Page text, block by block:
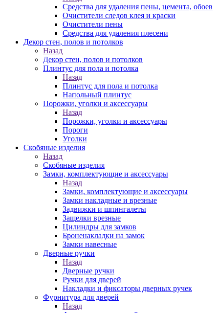
Средства для удаления пены, цемента, обоев
Очистители следов клея и краски
Очистители пены
Средства для удаления плесени
Декор стен, полов и потолков
Назад
Декор стен, полов и потолков
Плинтус для пола и потолка
Назад
Плинтус для пола и потолка
Напольный плинтус
Порожки, уголки и аксессуары
Назад
Порожки, уголки и аксессуары
Пороги
Уголки
Скобяные изделия
Назад
Скобяные изделия
Замки, комплектующие и аксессуары
Назад
Замки, комплектующие и аксессуары
Замки накладные и врезные
Задвижки и шпингалеты
Защелки врезные
Цилиндры для замков
Броненакладки на замок
Замки навесные
Дверные ручки
Назад
Дверные ручки
Ручки для дверей
Накладки и фиксаторы дверных ручек
Фурнитура для дверей
Назад